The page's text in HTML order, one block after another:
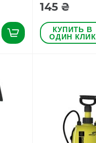
145 ₴
КУПИТЬ В
ОДИН КЛИК